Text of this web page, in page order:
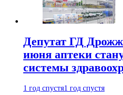
Депутат ГД
июня аптеки
системы
1 год спустя1 год спустя